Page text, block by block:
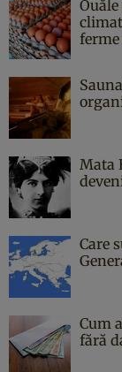
ferme
Mata
Care
Cum
fără